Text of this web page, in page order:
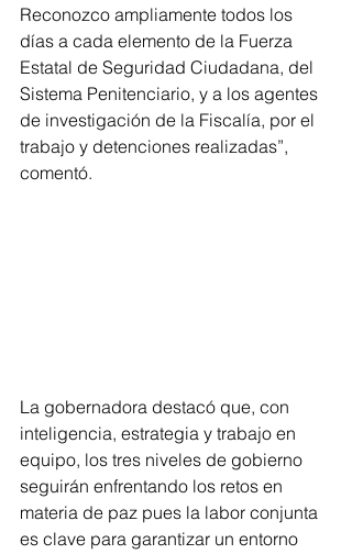
Reconozco ampliamente todos los
días a cada elemento de la Fuerza
Estatal de Seguridad Ciudadana, del
Sistema Penitenciario, y a los agentes
de investigación de la Fiscalía, por el
trabajo y detenciones realizadas”,
comentó.
La gobernadora destacó que, con
inteligencia, estrategia y trabajo en
equipo, los tres niveles de gobierno
seguirán enfrentando los retos en
materia de paz pues la labor conjunta
es clave para garantizar un entorno